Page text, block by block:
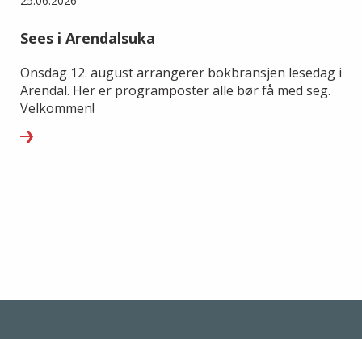
Sees i Arendalsuka
Onsdag 12. august arrangerer bokbransjen lesedag i
Arendal. Her er programposter alle bør få med seg.
Velkommen!